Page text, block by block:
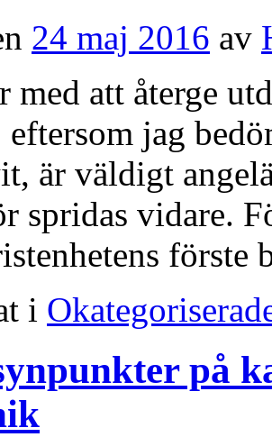
24 maj 2016 av
med att återge
eftersom jag
är väldigt
spridas vidare.
i
på